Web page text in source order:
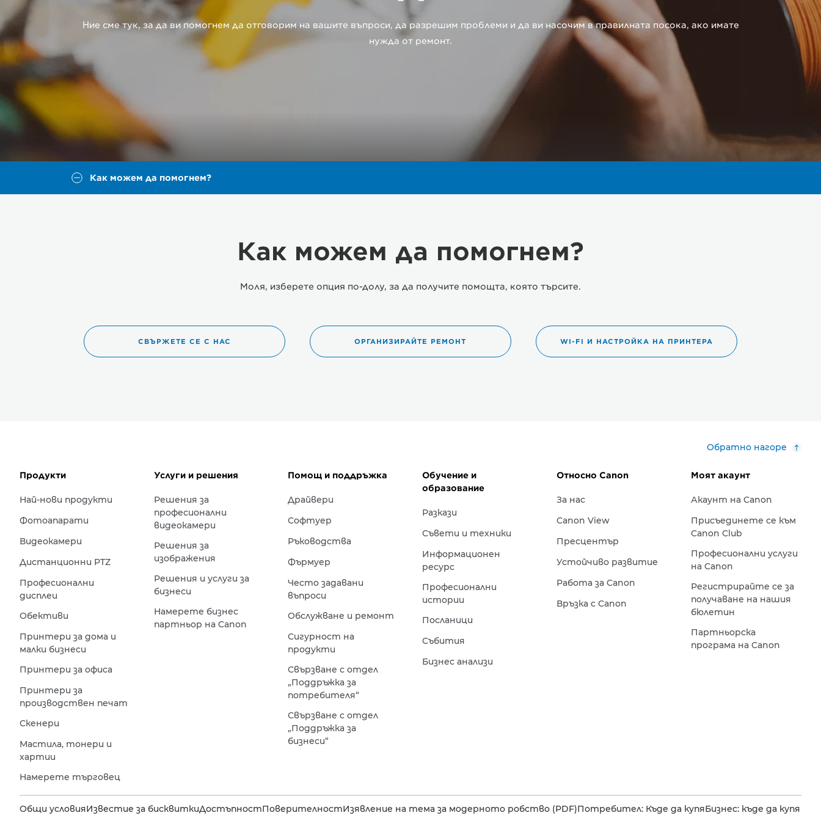
Ние сме тук, за да ви помогнем да отговорим на вашите въпроси, да разрешим проблеми и да ви насочим в правилната посока, ако имате
нужда от ремонт.
Как можем да помогнем?
Как можем да помогнем?
Моля, изберете опция по-долу, за да получите помощта, която търсите.
СВЪРЖЕТЕ СЕ С НАС ОРГАНИЗИРАЙТЕ РЕМОНТ WI-FI И НАСТРОЙКА НА ПРИНТЕРА
Обратно нагоре
Продукти
Най-нови продукти
Фотоапарати
Видеокамери
Дистанционни PTZ
Професионални
дисплеи
Обективи
Принтери за дома и
малки бизнеси
Принтери за офиса
Принтери за
производствен печат
Скенери
Мастила, тонери и
хартии
Намерете търговец
Услуги и решения
Решения за
професионални
видеокамери
Решения за
изображения
Решения и услуги за
бизнеси
Намерете бизнес
партньор на Canon
Помощ и поддръжка
Драйвери
Софтуер
Ръководства
Фърмуер
Често задавани
въпроси
Обслужване и ремонт
Сигурност на
продукти
Свързване с отдел
„Поддръжка за
потребителя“
Свързване с отдел
„Поддръжка за
бизнеси“
Обучение и
образование
Разкази
Съвети и техники
Информационен
ресурс
Професионални
истории
Посланици
Събития
Бизнес анализи
Относно Canon
За нас
Canon View
Пресцентър
Устойчиво развитие
Работа за Canon
Връзка с Canon
Моят акаунт
Акаунт на Canon
Присъединете се към
Canon Club
Професионални услуги
на Canon
Регистрирайте се за
получаване на нашия
бюлетин
Партньорска
програма на Canon
Общи условияИзвестие за бисквиткиДостъпностПоверителностИзявление на тема за модерното робство (PDF)Потребител: Къде да купяБизнес: къде да купя